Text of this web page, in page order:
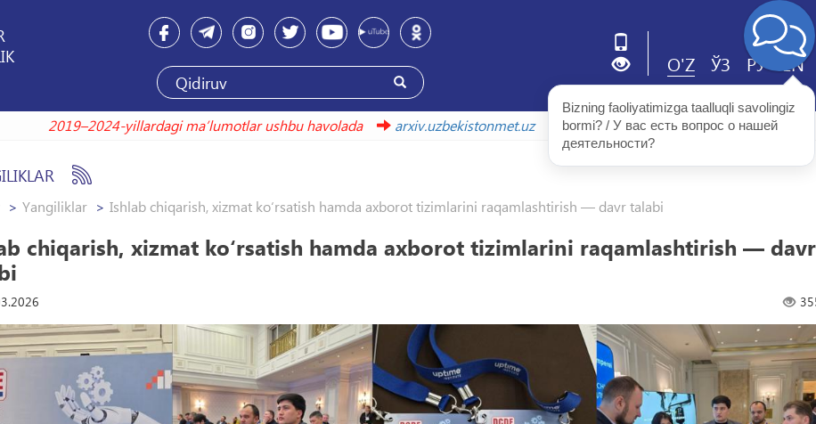
O'Z ЎЗ РУ EN
2019–2024-yillardagi maʼlumotlar ushbu havolada
arxiv.uzbekistonmet.uz
Yangiliklar Ishlab chiqarish, xizmat ko‘rsatish hamda axborot tizimlarini raqamlashtirish — davr talabi
chiqarish, xizmat ko‘rsatish hamda axborot tizimlarini raqamlashtirish — davr
Bizning faoliyatimizga taalluqli savolingiz
bormi? / У вас есть вопрос о нашей
деятельности?